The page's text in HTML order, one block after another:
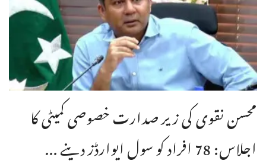
محسن نقوی کی زیر صدارت خصوصی کمیٹی کا
اجلاس: 78 افراد کو سول ایوارڈز دینے ...